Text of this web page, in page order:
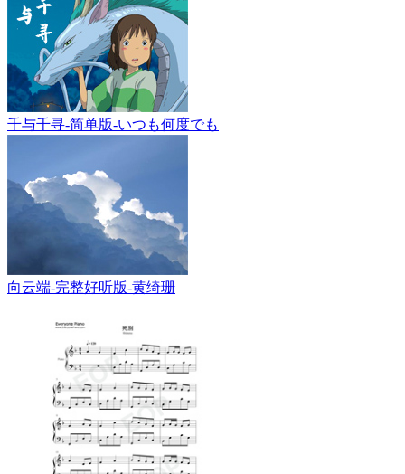
千与千寻-简单版-いつも何度でも
向云端-完整好听版-黄绮珊